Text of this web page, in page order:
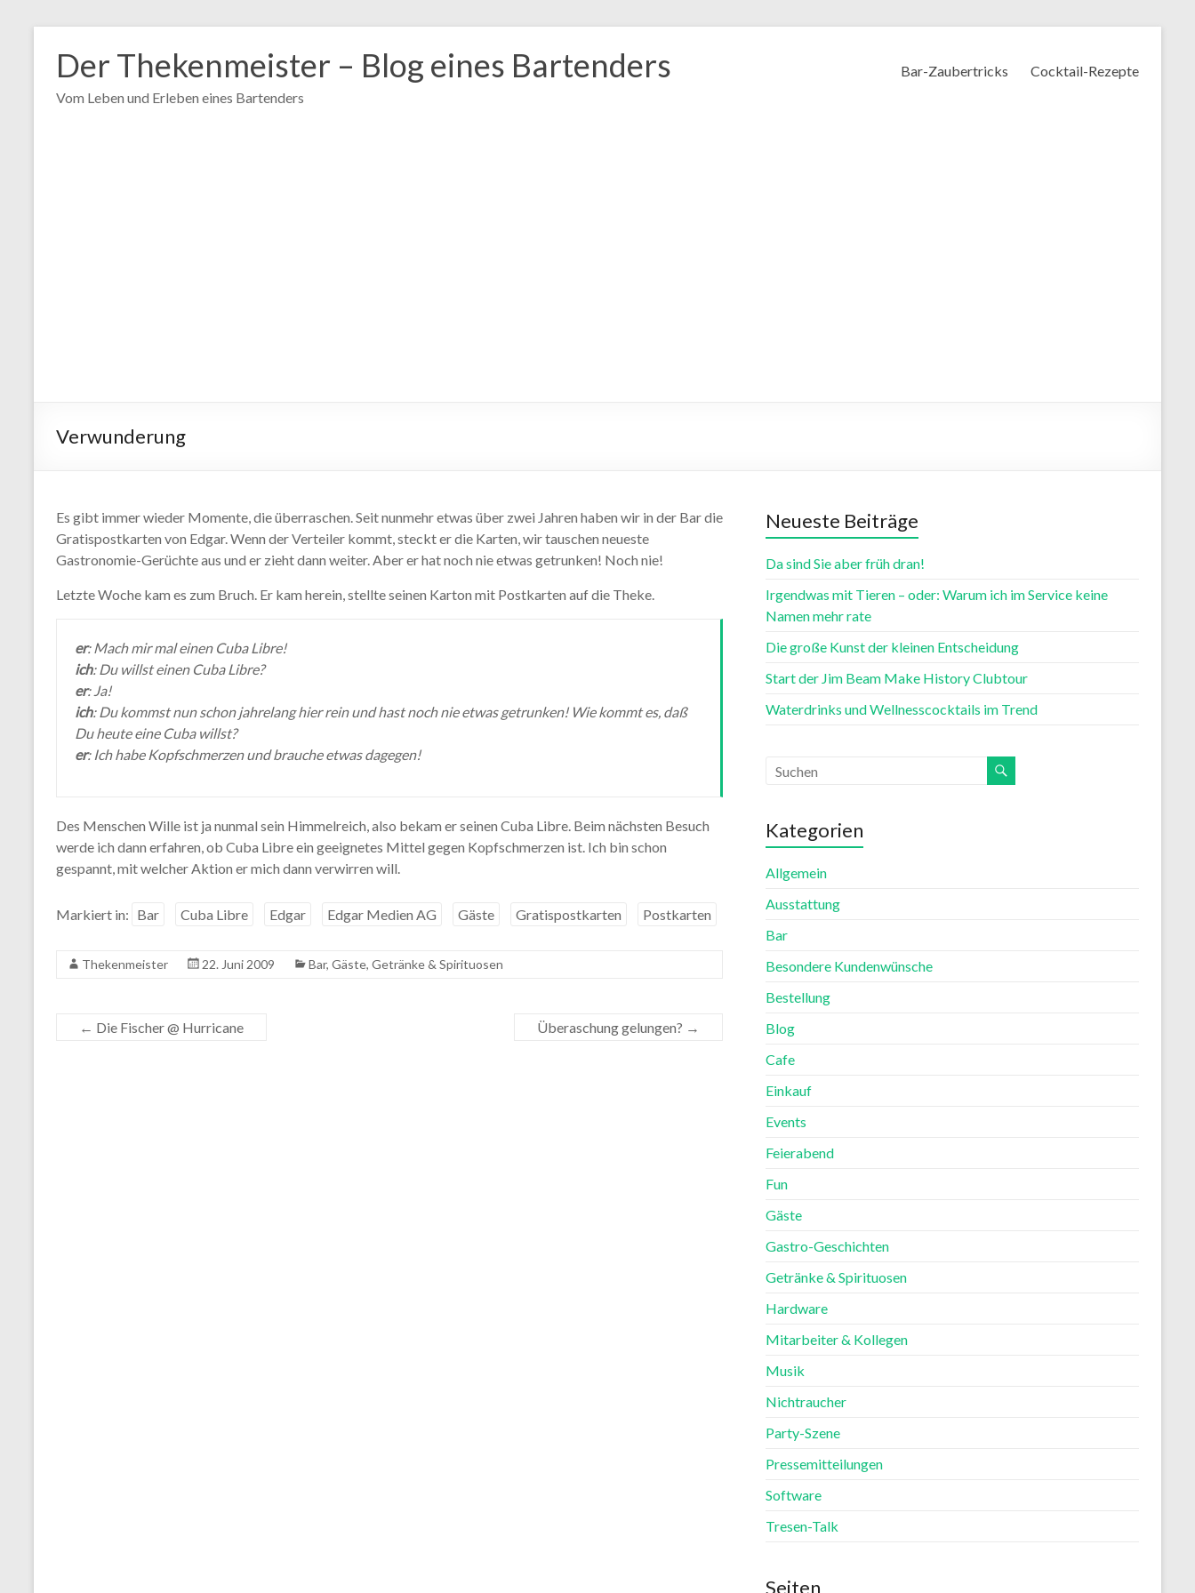
Inhalt
springen
Der Thekenmeister – Blog eines Bartenders
Vom Leben und Erleben eines Bartenders
Bar-Zaubertricks Cocktail-Rezepte
Verwunderung
Es gibt immer wieder Momente, die überraschen. Seit nunmehr etwas über zwei Jahren haben wir in der Bar die
Gratispostkarten von Edgar. Wenn der Verteiler kommt, steckt er die Karten, wir tauschen neueste
Gastronomie-Gerüchte aus und er zieht dann weiter. Aber er hat noch nie etwas getrunken! Noch nie!
Letzte Woche kam es zum Bruch. Er kam herein, stellte seinen Karton mit Postkarten auf die Theke.
er: Mach mir mal einen Cuba Libre!
ich: Du willst einen Cuba Libre?
er: Ja!
ich: Du kommst nun schon jahrelang hier rein und hast noch nie etwas getrunken! Wie kommt es, daß
Du heute eine Cuba willst?
er: Ich habe Kopfschmerzen und brauche etwas dagegen!
Des Menschen Wille ist ja nunmal sein Himmelreich, also bekam er seinen Cuba Libre. Beim nächsten Besuch
werde ich dann erfahren, ob Cuba Libre ein geeignetes Mittel gegen Kopfschmerzen ist. Ich bin schon
gespannt, mit welcher Aktion er mich dann verwirren will.
Markiert in: Bar Cuba Libre Edgar Edgar Medien AG Gäste Gratispostkarten Postkarten
Thekenmeister 22. Juni 2009 Bar, Gäste, Getränke & Spirituosen
← Die Fischer @ Hurricane Überaschung gelungen? →
Neueste Beiträge
Da sind Sie aber früh dran!
Irgendwas mit Tieren – oder: Warum ich im Service keine
Namen mehr rate
Die große Kunst der kleinen Entscheidung
Start der Jim Beam Make History Clubtour
Waterdrinks und Wellnesscocktails im Trend
Kategorien
Allgemein
Ausstattung
Bar
Besondere Kundenwünsche
Bestellung
Blog
Cafe
Einkauf
Events
Feierabend
Fun
Gäste
Gastro-Geschichten
Getränke & Spirituosen
Hardware
Mitarbeiter & Kollegen
Musik
Nichtraucher
Party-Szene
Pressemitteilungen
Software
Tresen-Talk
Seiten